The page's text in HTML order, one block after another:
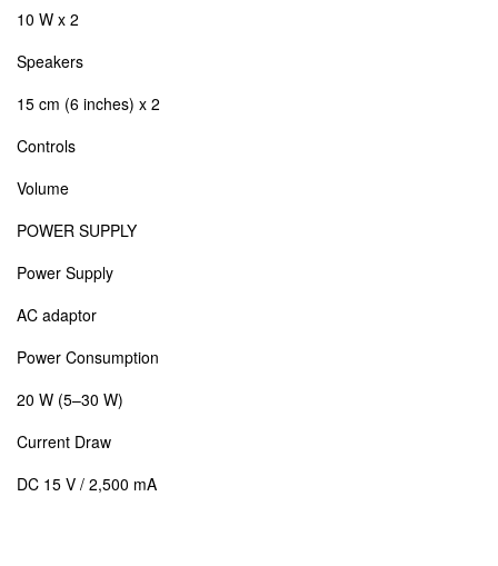
10 W x 2
Speakers
15 cm (6 inches) x 2
Controls
Volume
POWER SUPPLY
Power Supply
AC adaptor
Power Consumption
20 W (5–30 W)
Current Draw
DC 15 V / 2,500 mA